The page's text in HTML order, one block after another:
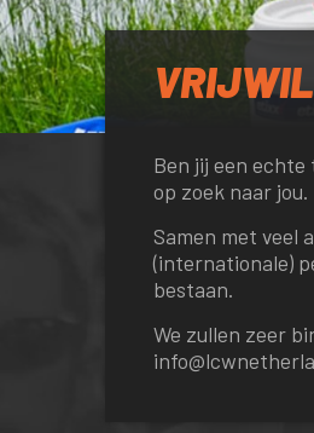
Ben jij een
op zoek naar jou.
Samen met veel
(internationale)
bestaan.
We zullen zeer